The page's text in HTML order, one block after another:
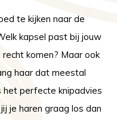
te kijken naar de
kapsel past bij jouw
komen? Maar ook
haar dat meestal
perfecte knipadvies
je haren graag los dan